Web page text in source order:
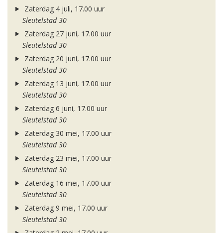
Zaterdag 4 juli, 17.00 uur
Sleutelstad 30
Zaterdag 27 juni, 17.00 uur
Sleutelstad 30
Zaterdag 20 juni, 17.00 uur
Sleutelstad 30
Zaterdag 13 juni, 17.00 uur
Sleutelstad 30
Zaterdag 6 juni, 17.00 uur
Sleutelstad 30
Zaterdag 30 mei, 17.00 uur
Sleutelstad 30
Zaterdag 23 mei, 17.00 uur
Sleutelstad 30
Zaterdag 16 mei, 17.00 uur
Sleutelstad 30
Zaterdag 9 mei, 17.00 uur
Sleutelstad 30